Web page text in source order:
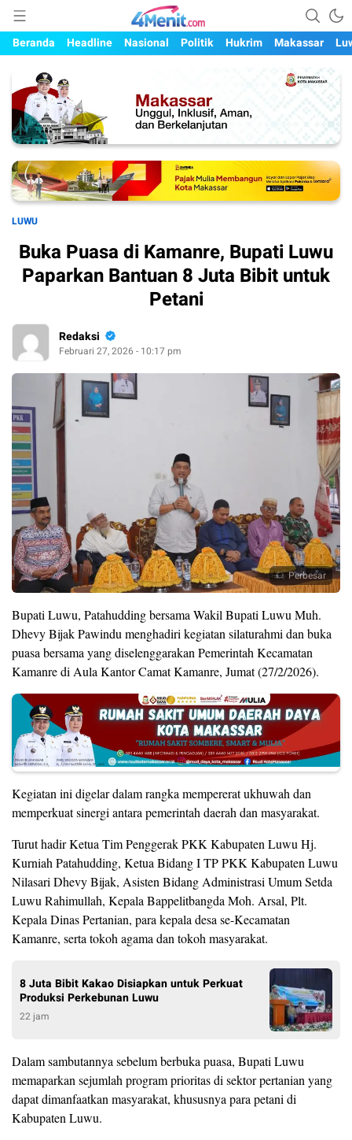
4menit.com
Mengungkap Kisah, Setiap Hari
Beranda
Headline Nasional Politik Hukrim Makassar
LUWU
Buka Puasa di Kamanre, Bupati Luwu
Paparkan Bantuan 8 Juta Bibit untuk
Petani
Redaksi
Februari 27, 2026 - 10:17 pm
Perbesar
Bupati Luwu, Patahudding bersama Wakil Bupati Luwu Muh.
Dhevy Bijak Pawindu menghadiri kegiatan silaturahmi dan buka
puasa bersama yang diselenggarakan Pemerintah Kecamatan
Kamanre di Aula Kantor Camat Kamanre, Jumat (27/2/2026).
Kegiatan ini digelar dalam rangka mempererat ukhuwah dan
memperkuat sinergi antara pemerintah daerah dan masyarakat.
Turut hadir Ketua Tim Penggerak PKK Kabupaten Luwu Hj.
Kurniah Patahudding, Ketua Bidang I TP PKK Kabupaten Luwu
Nilasari Dhevy Bijak, Asisten Bidang Administrasi Umum Setda
Luwu Rahimullah, Kepala Bappelitbangda Moh. Arsal, Plt.
Kepala Dinas Pertanian, para kepala desa se-Kecamatan
Kamanre, serta tokoh agama dan tokoh masyarakat.
8 Juta Bibit Kakao Disiapkan untuk Perkuat
Produksi Perkebunan Luwu
22 jam
Dalam sambutannya sebelum berbuka puasa, Bupati Luwu
memaparkan sejumlah program prioritas di sektor pertanian yang
dapat dimanfaatkan masyarakat, khususnya para petani di
Kabupaten Luwu.